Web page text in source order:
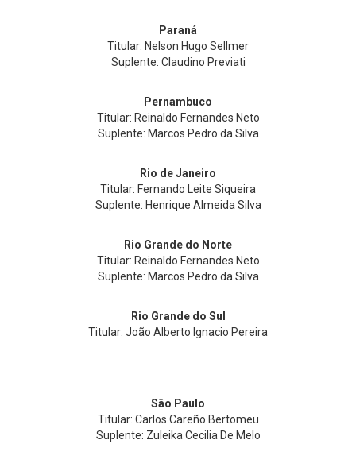
Paraná
Titular: Nelson Hugo Sellmer
Suplente: Claudino Previati
Pernambuco
Titular: Reinaldo Fernandes Neto
Suplente: Marcos Pedro da Silva
Rio de Janeiro
Titular: Fernando Leite Siqueira
Suplente: Henrique Almeida Silva
Rio Grande do Norte
Titular: Reinaldo Fernandes Neto
Suplente: Marcos Pedro da Silva
Rio Grande do Sul
Titular: João Alberto Ignacio Pereira
São Paulo
Titular: Carlos Careño Bertomeu
Suplente: Zuleika Cecilia De Melo